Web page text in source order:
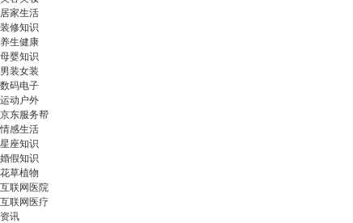
居家生活
装修知识
养生健康
母婴知识
男装女装
数码电子
运动户外
京东服务帮
情感生活
星座知识
婚假知识
花草植物
互联网医院
互联网医疗
资讯